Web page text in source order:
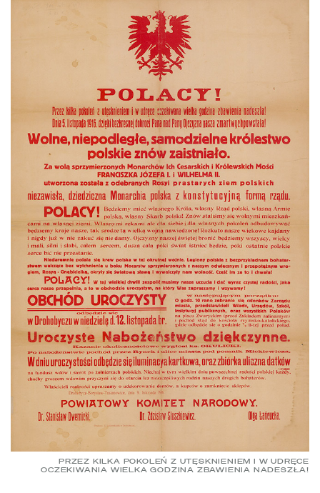
PRZEZ KILKA POKOLEŃ Z UTĘSKNIENIEM I W UDRĘCE
OCZEKIWANIA WIELKA GODZINA ZBAWIENIA NADESZŁA!